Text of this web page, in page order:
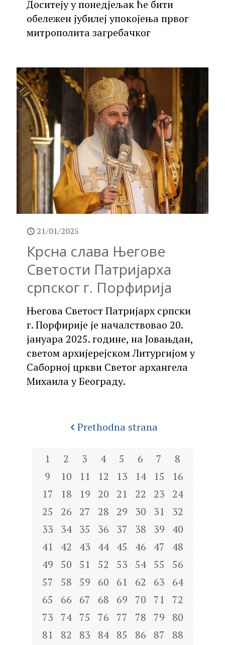
Доситеју у понедјељак ће бити
обележен јубилеј упокојења првог
митрополита загребачког
21/01/2025
Крсна слава Његове
Светости Патријарха
српског г. Порфирија
Његова Светост Патријарх српски
г. Порфирије је началствовао 20.
јануара 2025. године, на Јовањдан,
светом архијерејском Литургијом у
Саборној цркви Светог архангела
Михаила у Београду.
Prethodna strana
1 2 3 4 5 6 7
8
9
10 11 12 13 14 15
16
17
18 19 20 21 22 23
24
25
26 27 28 29 30 31
32
33
34 35 36 37 38 39
40
41
42 43 44 45 46 47
48
49
50 51 52 53 54 55
56
57
58 59 60 61 62 63
64
65
66 67 68 69 70 71
72
73
74 75 76 77 78 79
80
81
82 83 84 85 86 87
88